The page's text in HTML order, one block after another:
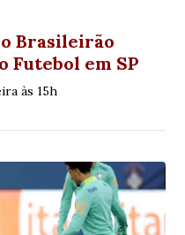
Brasileirão
Futebol em SP
às 15h